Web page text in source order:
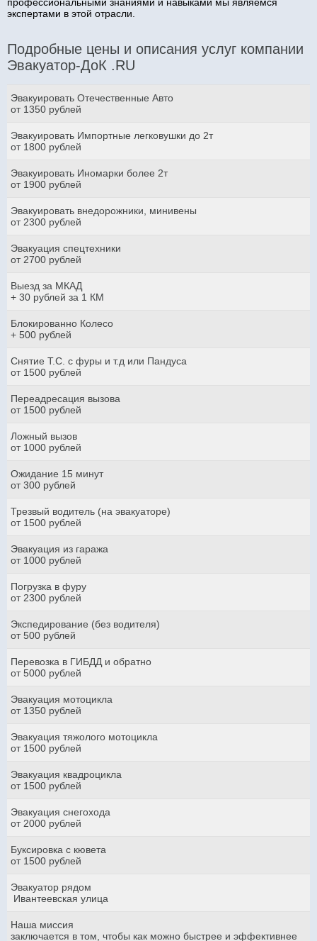
экспертами в этой отрасли.
Подробные цены и описания услуг компании
Эвакуатор-ДоК .RU
Эвакуировать Отечественные Авто
от 1350 рублей
Эвакуировать Импортные легковушки до 2т
от 1800 рублей
Эвакуировать Иномарки более 2т
от 1900 рублей
Эвакуировать внедорожники, минивены
от 2300 рублей
Эвакуация спецтехники
от 2700 рублей
Выезд за МКАД
+ 30 рублей за 1 КМ
Блокированно Колесо
+ 500 рублей
Снятие Т.С. с фуры и т.д или Пандуса
от 1500 рублей
Переадресация вызова
от 1500 рублей
Ложный вызов
от 1000 рублей
Ожидание 15 минут
от 300 рублей
Трезвый водитель (на эвакуаторе)
от 1500 рублей
Эвакуация из гаража
от 1000 рублей
Погрузка в фуру
от 2300 рублей
Экспедирование (без водителя)
от 500 рублей
Перевозка в ГИБДД и обратно
от 5000 рублей
Эвакуация мотоцикла
от 1350 рублей
Эвакуация тяжолого мотоцикла
от 1500 рублей
Эвакуация квадроцикла
от 1500 рублей
Эвакуация снегохода
от 2000 рублей
Буксировка с кювета
от 1500 рублей
Эвакуатор рядом
Ивантеевская улица
Наша миссия
заключается в том, чтобы как можно быстрее и эффективнее